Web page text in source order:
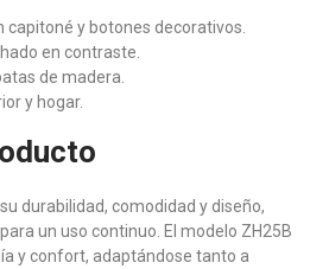
capitoné y botones decorativos.
en contraste.
de madera.
y hogar.
durabilidad, comodidad y diseño,
un uso continuo. El modelo ZH25B
y confort, adaptándose tanto a